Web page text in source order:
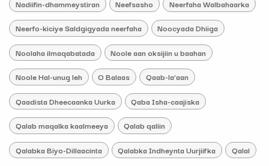
Nadiifin-dhammeystiran Neefsasho Neerfaha Walbahaarka
Neerfo-kiciye Saldgigyada neerfaha Noocyada Dhiiga
Noolaha ilmaqabatada Noole aan oksijiin u baahan
Noole Hal-unug leh O Balaas Qaab-la’aan
Qaadista Dheecaanka Uurka Qaba Isha-caajiska
Qalab maqalka kaalmeeya Qalab qaliin
Qalabka Biyo-Dillaacinta Qalabka Indheynta Uurjiifka Qalal